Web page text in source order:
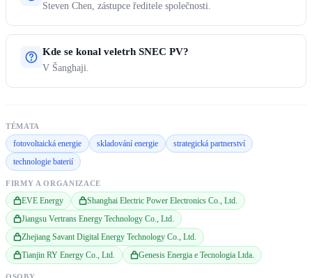
Steven Chen, zástupce ředitele společnosti.
Kde se konal veletrh SNEC PV?
V Šanghaji.
TÉMATA
fotovoltaická energie skladování energie
strategická partnerství
technologie baterií
FIRMY A ORGANIZACE
EVE Energy
Shanghai Electric Power Electronics Co., Ltd.
Jiangsu Vertrans Energy Technology Co., Ltd.
Zhejiang Savant Digital Energy Technology Co., Ltd.
Tianjin RY Energy Co., Ltd.
Genesis Energia e Tecnologia Ltda.